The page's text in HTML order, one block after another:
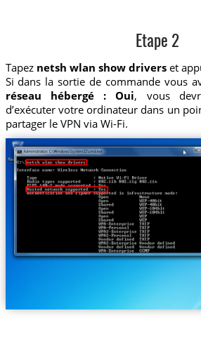
Etape 2
Tapez netsh wlan show driverset
Si dans la sortie de commande vous
réseau hébergé : Oui, vous
d’exécuter votre ordinateur dans un
partager le VPN via Wi-Fi.